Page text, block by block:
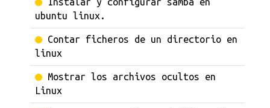
ubuntu linux.
Contar ficheros de un directorio en
linux
Mostrar los archivos ocultos en
Linux